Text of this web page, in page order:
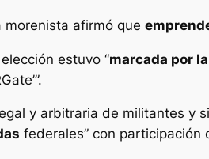
morenista afirmó que
estuvo “marcada por
y arbitraria de militantes y
federales” con participación